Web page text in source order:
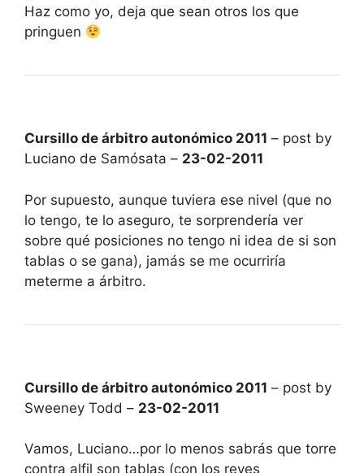
Haz como yo, deja que sean otros los que
pringuen
Cursillo de árbitro autonómico 2011 – post by
Luciano de Samósata – 23-02-2011
Por supuesto, aunque tuviera ese nivel (que no
lo tengo, te lo aseguro, te sorprendería ver
sobre qué posiciones no tengo ni idea de si son
tablas o se gana), jamás se me ocurriría
meterme a árbitro.
Cursillo de árbitro autonómico 2011 – post by
Sweeney Todd – 23-02-2011
Vamos, Luciano…por lo menos sabrás que torre
contra alfil son tablas (con los reyes